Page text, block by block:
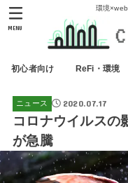
環境
初心者向け ReFi・環境
MENU
ニュース 2020.07.17
コロナウイルスの
が急騰